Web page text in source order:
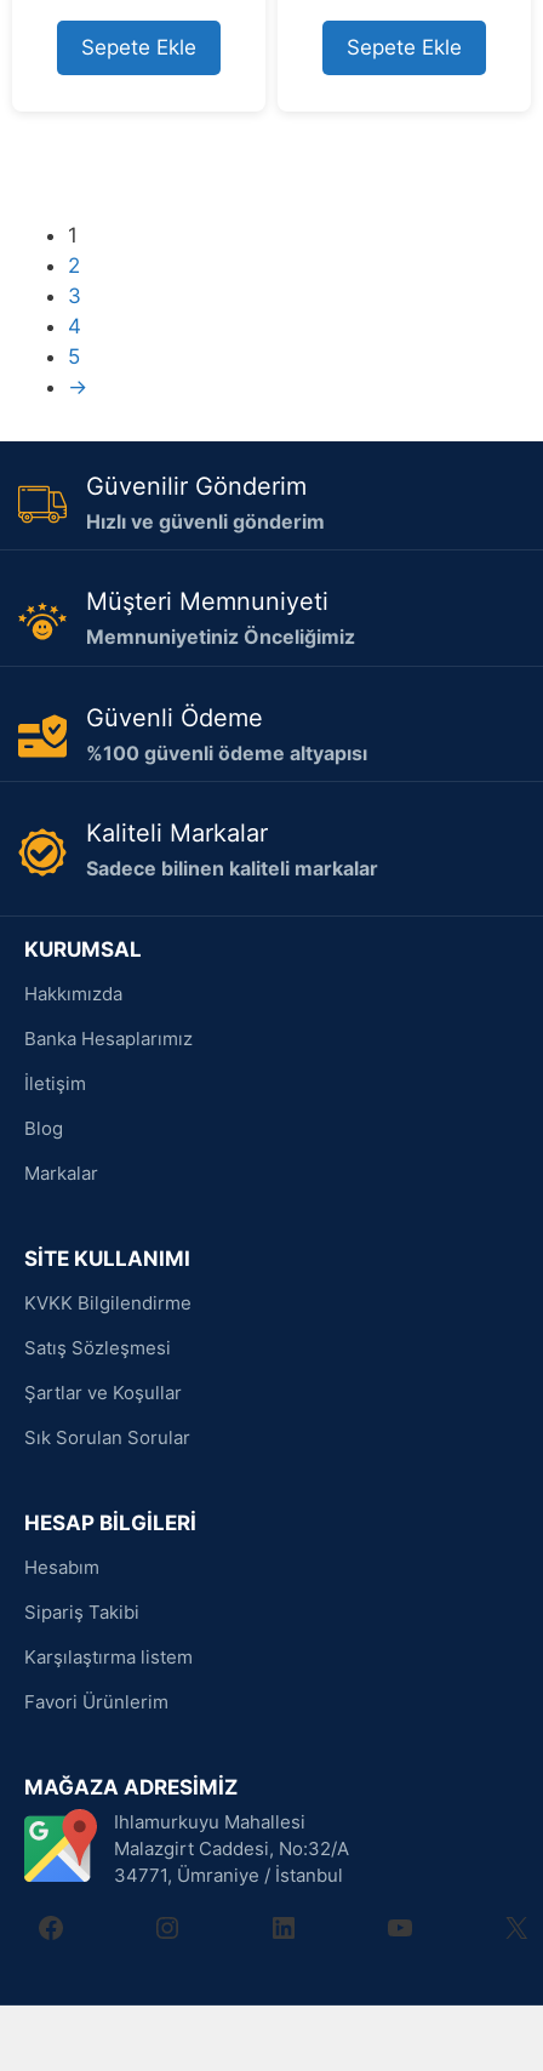
t
o
f
5
Sepete Ekle
t
o
f
5
Sepete Ekle
1
2
3
4
5
→
Güvenilir Gönderim
Hızlı ve güvenli gönderim
Müşteri Memnuniyeti
Memnuniyetiniz Önceliğimiz
Güvenli Ödeme
%100 güvenli ödeme altyapısı
Kaliteli Markalar
Sadece bilinen kaliteli markalar
KURUMSAL
Hakkımızda
Banka Hesaplarımız
İletişim
Blog
Markalar
SİTE KULLANIMI
KVKK Bilgilendirme
Satış Sözleşmesi
Şartlar ve Koşullar
Sık Sorulan Sorular
HESAP BİLGİLERİ
Hesabım
Sipariş Takibi
Karşılaştırma listem
Favori Ürünlerim
MAĞAZA ADRESİMİZ
Ihlamurkuyu Mahallesi
Malazgirt Caddesi, No:32/A
34771, Ümraniye / İstanbul
facebookinstagramlinkedin youtube X